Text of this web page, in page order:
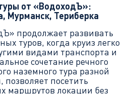
от «ВодоходЪ»:
Мурманск, Териберка
продолжает развивать
туров, когда круиз легко
видами транспорта и
сочетание речного
наземного тура разной
посетить
маршрутов локации без